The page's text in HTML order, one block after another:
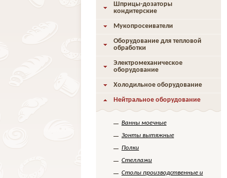
Шприцы-дозаторы
кондитерские
Мукопросеиватели
Оборудование для тепловой
обработки
Электромеханическое
оборудование
Холодильное оборудование
Нейтральное оборудование
Ванны моечные
Зонты вытяжные
Полки
Стеллажи
Столы производственные и